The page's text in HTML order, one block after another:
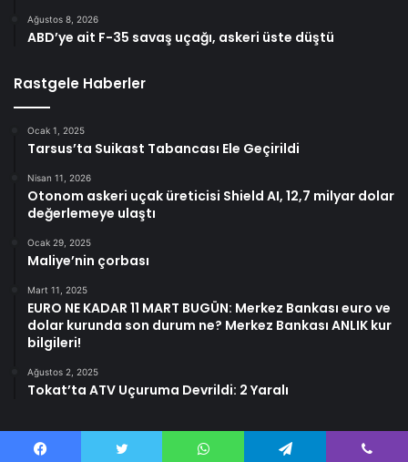
Ağustos 8, 2026
ABD’ye ait F-35 savaş uçağı, askeri üste düştü
Rastgele Haberler
Ocak 1, 2025
Tarsus’ta Suikast Tabancası Ele Geçirildi
Nisan 11, 2026
Otonom askeri uçak üreticisi Shield AI, 12,7 milyar dolar
değerlemeye ulaştı
Ocak 29, 2025
Maliye’nin çorbası
Mart 11, 2025
EURO NE KADAR 11 MART BUGÜN: Merkez Bankası euro ve
dolar kurunda son durum ne? Merkez Bankası ANLIK kur
bilgileri!
Ağustos 2, 2025
Tokat’ta ATV Uçuruma Devrildi: 2 Yaralı